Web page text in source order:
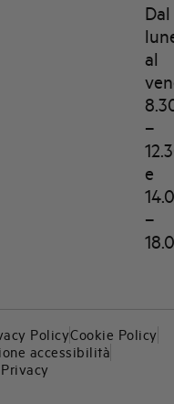
Dal
al
–
e
–
PolicyCookie Policy
accessibilità